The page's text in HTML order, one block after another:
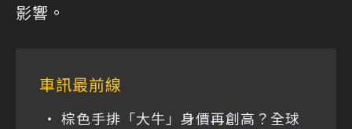
影響。
車訊最前線
棕色手排「大牛」身價再創高？全球